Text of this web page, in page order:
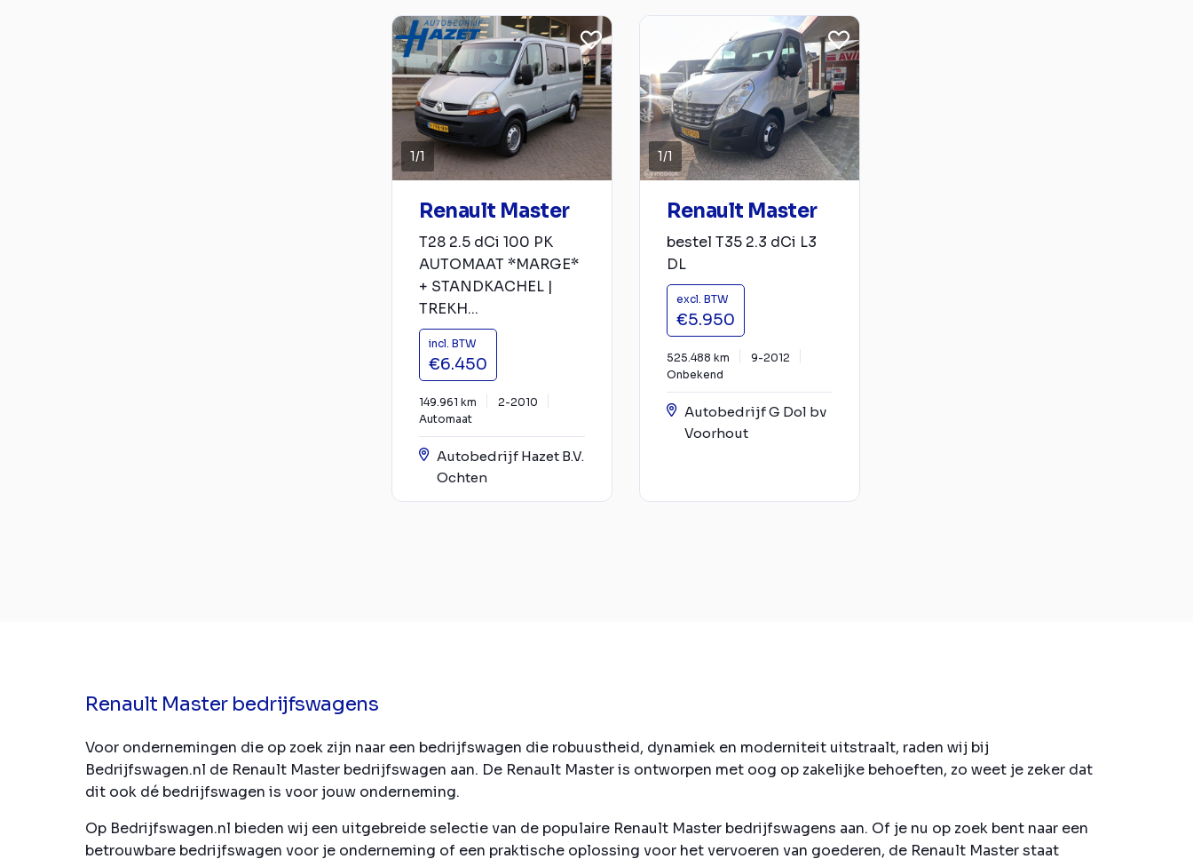
1/1
Renault Master
T28 2.5 dCi 100 PK
AUTOMAAT *MARGE*
+ STANDKACHEL |
TREKH...
incl. BTW
€6.450
149.961 km
2-2010
Automaat
Autobedrijf Hazet B.V.
Ochten
1/1
Renault Master
bestel T35 2.3 dCi L3
DL
excl. BTW
€5.950
525.488 km
9-2012
Onbekend
Autobedrijf G Dol bv
Voorhout
Renault Master bedrijfswagens
Voor ondernemingen die op zoek zijn naar een bedrijfswagen die robuustheid, dynamiek en moderniteit uitstraalt, raden wij bij
Bedrijfswagen.nl de Renault Master bedrijfswagen aan. De Renault Master is ontworpen met oog op zakelijke behoeften, zo weet je zeker dat
dit ook dé bedrijfswagen is voor jouw onderneming.
Op Bedrijfswagen.nl bieden wij een uitgebreide selectie van de populaire Renault Master bedrijfswagens aan. Of je nu op zoek bent naar een
betrouwbare bedrijfswagen voor je onderneming of een praktische oplossing voor het vervoeren van goederen, de Renault Master staat